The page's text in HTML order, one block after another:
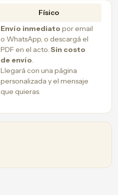
Físico
Envío inmediato por email
o WhatsApp, o descargá el
PDF en el acto. Sin costo
de envío.
Llegará con una página
personalizada y el mensaje
que quieras.